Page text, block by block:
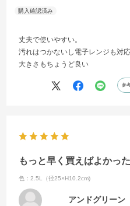
丈夫で使いやすい。
汚れはつかないし電子レンジも対
大きさもちょうど良い
参
もっと早く買えばよかった
色：2.5L（径25×H10.2cm)
アンドグリーン